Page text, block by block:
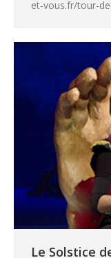
et-vous.fr/tour-
Le Solstice